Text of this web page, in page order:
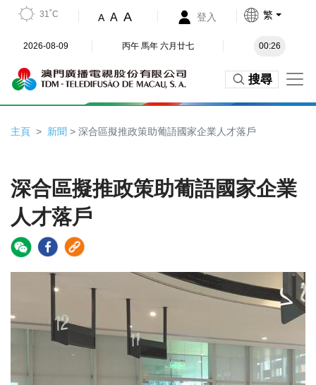
31˚C A A A 登入 繁
2026-08-09 丙午 馬年 六月廿七 00:26
搜尋
主頁 新聞 > 深合區擬推政策助葡語國家企業人才落戶
深合區擬推政策助葡語國家企業
人才落戶